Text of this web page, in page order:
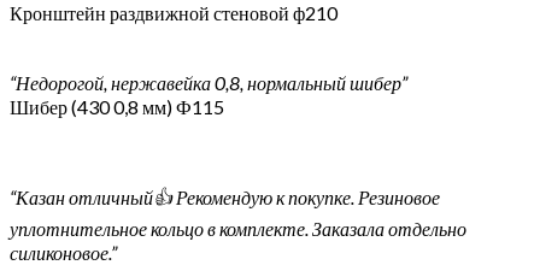
Кронштейн раздвижной стеновой ф210
“Недорогой, нержавейка 0,8, нормальный шибер”
Шибер (430 0,8 мм) Ф115
“Казан отличный👍 Рекомендую к покупке. Резиновое
уплотнительное кольцо в комплекте. Заказала отдельно
силиконовое.”